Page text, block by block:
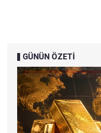
GÜNÜN ÖZETİ